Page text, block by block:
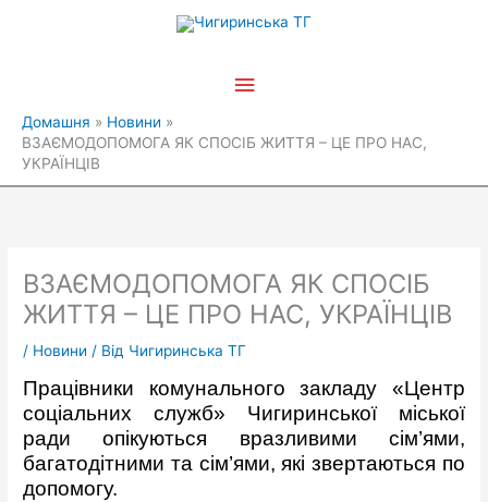
Головне
Домашня
Новини
ВЗАЄМОДОПОМОГА ЯК СПОСІБ ЖИТТЯ – ЦЕ ПРО НАС,
УКРАЇНЦІВ
ВЗАЄМОДОПОМОГА ЯК СПОСІБ
ЖИТТЯ – ЦЕ ПРО НАС, УКРАЇНЦІВ
/ Новини / Від Чигиринська ТГ
Працівники комунального закладу «Центр
соціальних служб» Чигиринської міської
ради опікуються вразливими сім’ями,
багатодітними та сім’ями, які звертаються по
допомогу.